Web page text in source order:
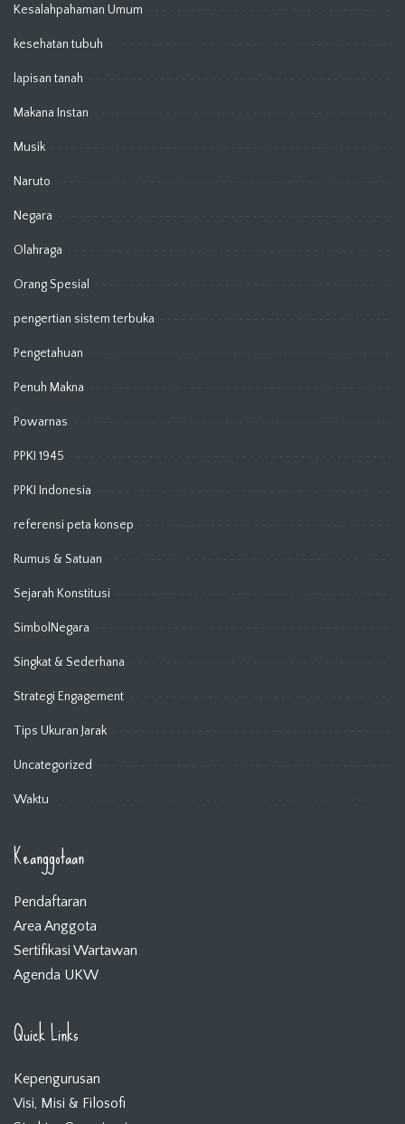
Kesalahpahaman Umum
kesehatan tubuh
lapisan tanah
Makana Instan
Musik
Naruto
Negara
Olahraga
Orang Spesial
pengertian sistem terbuka
Pengetahuan
Penuh Makna
Powarnas
PPKI 1945
PPKI Indonesia
referensi peta konsep
Rumus & Satuan
Sejarah Konstitusi
SimbolNegara
Singkat & Sederhana
Strategi Engagement
Tips Ukuran Jarak
Uncategorized
Waktu
Keanggotaan
Pendaftaran
Area Anggota
Sertifikasi Wartawan
Agenda UKW
Quick Links
Kepengurusan
Visi, Misi & Filosofi